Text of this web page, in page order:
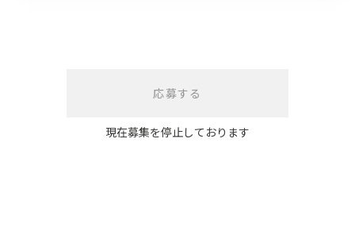
応募する
現在募集を停止しております